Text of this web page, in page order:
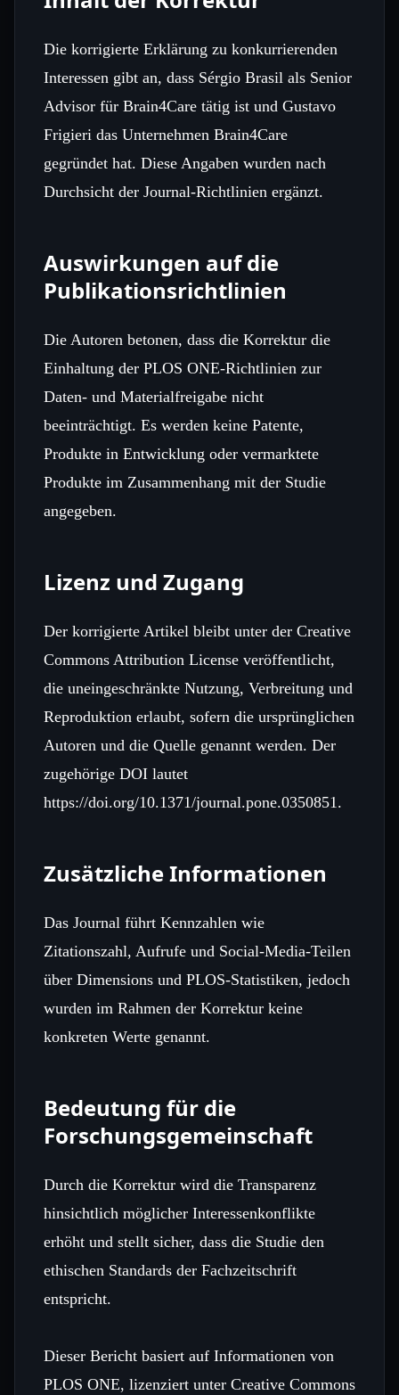
Die korrigierte Erklärung zu konkurrierenden
Interessen gibt an, dass Sérgio Brasil als Senior
Advisor für Brain4Care tätig ist und Gustavo
Frigieri das Unternehmen Brain4Care
gegründet hat. Diese Angaben wurden nach
Durchsicht der Journal‑Richtlinien ergänzt.
Auswirkungen auf die
Publikationsrichtlinien
Die Autoren betonen, dass die Korrektur die
Einhaltung der PLOS ONE‑Richtlinien zur
Daten- und Materialfreigabe nicht
beeinträchtigt. Es werden keine Patente,
Produkte in Entwicklung oder vermarktete
Produkte im Zusammenhang mit der Studie
angegeben.
Lizenz und Zugang
Der korrigierte Artikel bleibt unter der Creative
Commons Attribution License veröffentlicht,
die uneingeschränkte Nutzung, Verbreitung und
Reproduktion erlaubt, sofern die ursprünglichen
Autoren und die Quelle genannt werden. Der
zugehörige DOI lautet
https://doi.org/10.1371/journal.pone.0350851.
Zusätzliche Informationen
Das Journal führt Kennzahlen wie
Zitationszahl, Aufrufe und Social‑Media‑Teilen
über Dimensions und PLOS‑Statistiken, jedoch
wurden im Rahmen der Korrektur keine
konkreten Werte genannt.
Bedeutung für die
Forschungsgemeinschaft
Durch die Korrektur wird die Transparenz
hinsichtlich möglicher Interessenkonflikte
erhöht und stellt sicher, dass die Studie den
ethischen Standards der Fachzeitschrift
entspricht.
Dieser Bericht basiert auf Informationen von
PLOS ONE, lizenziert unter Creative Commons